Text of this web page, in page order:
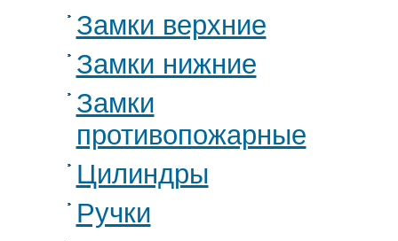
Замки верхние
Замки нижние
Замки
противопожарные
Цилиндры
Ручки